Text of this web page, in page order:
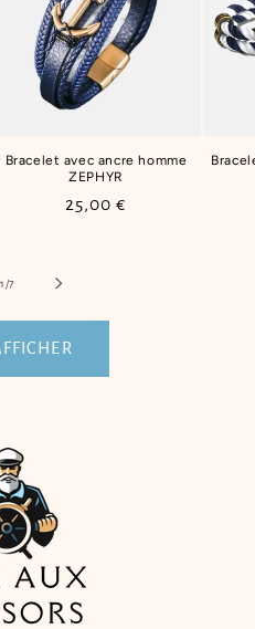
Bracelet avec ancre homme
ZEPHYR
Prix
25,00 €
1 /de
7